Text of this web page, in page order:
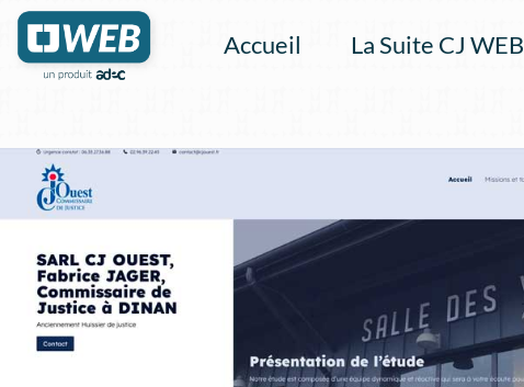
Accueil La Suite CJ WEB